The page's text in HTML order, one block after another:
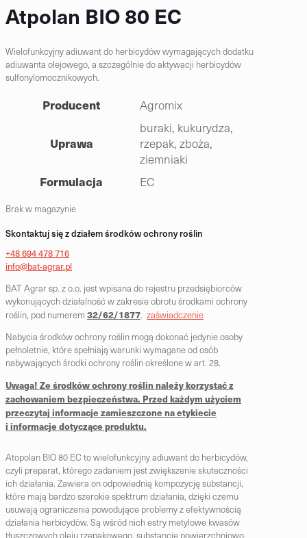
Atpolan BIO 80 EC
Wielofunkcyjny adiuwant do herbicydów wymagających dodatku
adiuwanta olejowego, a szczególnie do aktywacji herbicydów
sulfonylomocznikowych.
Producent Agromix
Uprawa
buraki, kukurydza,
rzepak, zboża,
ziemniaki
Formulacja EC
Brak w magazynie
Skontaktuj się z działem środków ochrony roślin
+48 694 478 716
info@bat-agrar.pl
BAT Agrar sp. z o.o. jest wpisana do rejestru przedsiębiorców
wykonujących działalność w zakresie obrotu środkami ochrony
roślin, pod numerem 32/62/1877. zaświadczenie
Nabycia środków ochrony roślin mogą dokonać jedynie osoby
pełnoletnie, które spełniają warunki wymagane od osób
nabywających środki ochrony roślin określone w art. 28.
Uwaga! Ze środków ochrony roślin należy korzystać z
zachowaniem bezpieczeństwa. Przed każdym użyciem
przeczytaj informacje zamieszczone na etykiecie
i informacje dotyczące produktu.
Atopolan BIO 80 EC to wielofunkcyjny adiuwant do herbicydów,
czyli preparat, którego zadaniem jest zwiększenie skuteczności
ich działania. Zawiera on odpowiednią kompozycję substancji,
które mają bardzo szerokie spektrum działania, dzięki czemu
usuwają ograniczenia powodujące problemy z efektywnością
działania herbicydów. Są wśród nich estry metylowe kwasów
tłuszczowych oleju rzepakowego, substancje powierzchniowo